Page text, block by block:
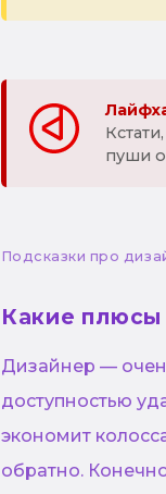
пуши о
Подсказки про
Какие
Дизайнер —
доступностью
экономит
обратно.